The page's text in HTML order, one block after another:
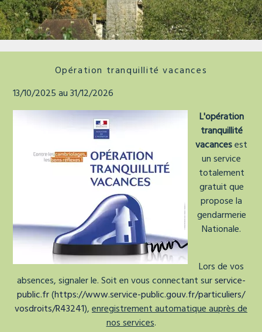
Opération tranquillité vacances
13/10/2025 au 31/12/2026
L'opération
tranquillité
vacancesest
un service
totalement
gratuit que
propose la
gendarmerie
Nationale.
Lors de vos
absences, signaler le. Soit en vous connectant surservice-
public.fr(https://www.service-public.gouv.fr/particuliers/
vosdroits/R43241),enregistrement automatique auprès de
nos services.